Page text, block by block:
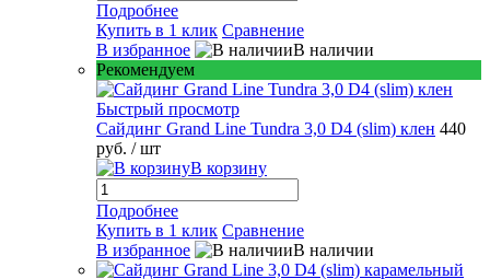
Подробнее
Купить в 1 клик Сравнение
В избранное
В наличии
Рекомендуем
Быстрый просмотр
Сайдинг Grand Line Tundra 3,0 D4 (slim) клен 440
руб. / шт
В корзину
Подробнее
Купить в 1 клик Сравнение
В избранное
В наличии